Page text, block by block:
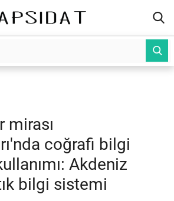
Kayıt Ol
mirası
coğrafi bilgi
Akdeniz
bilgi sistemi